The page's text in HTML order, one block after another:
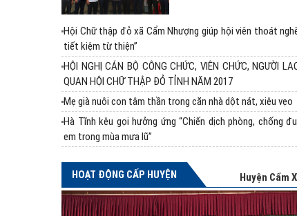
Hội Chữ thập đỏ xã Cẩm Nhượng giúp hội viên thoát
tiết kiệm từ thiện”
HỘI NGHỊ CÁN BỘ CÔNG CHỨC, VIÊN CHỨC, NGƯỜI
QUAN HỘI CHỮ THẬP ĐỎ TỈNH NĂM 2017
Mẹ già nuôi con tâm thần trong căn nhà dột nát, xiêu vẹo
Hà Tĩnh kêu gọi hưởng ứng “Chiến dịch phòng, chống
em trong mùa mưa lũ”
HOẠT ĐỘNG CẤP HUYỆN
Huyện Cẩm